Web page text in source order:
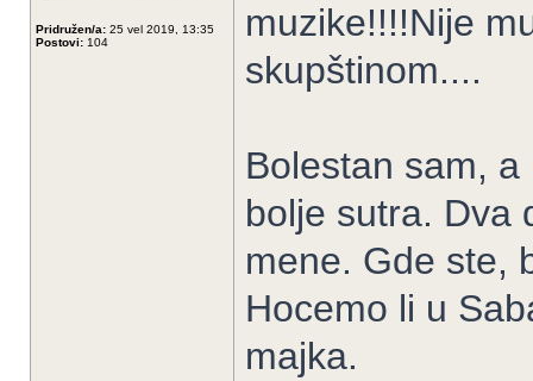
Pridružen/a: 25 vel 2019, 13:35
Postovi: 104
muzike!!!!Nije
skupštinom....
Bolestan sam,
bolje sutra. Dva
mene. Gde ste,
Hocemo li u
majka.